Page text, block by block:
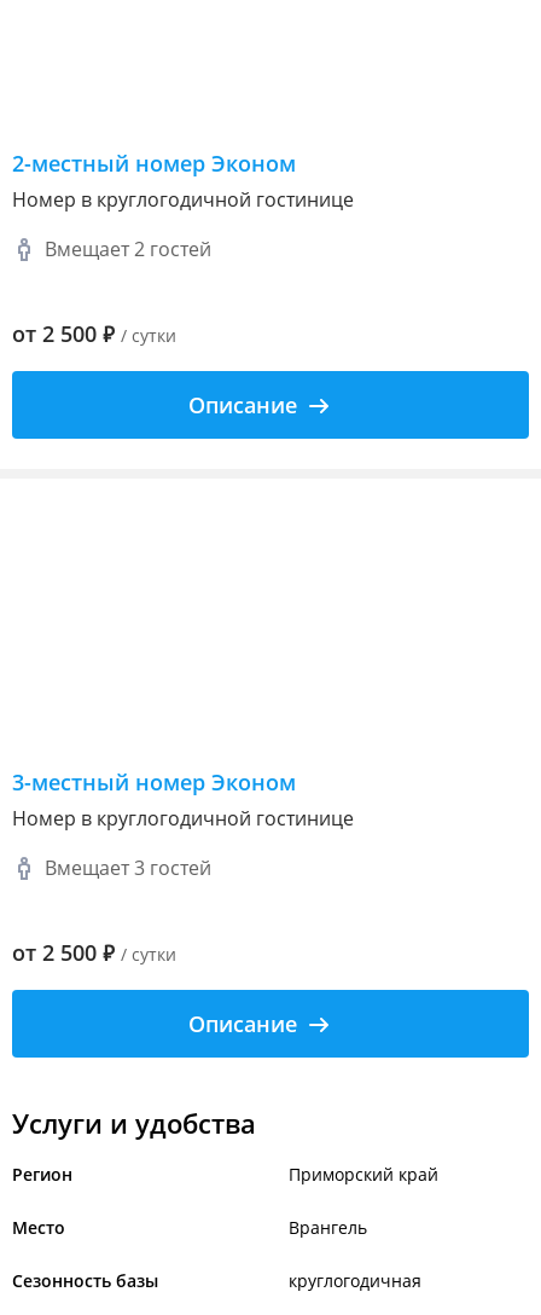
2-местный номер Эконом
Номер в круглогодичной гостинице
Вмещает 2 гостей
от 2 500 ₽ / сутки
Описание
3-местный номер Эконом
Номер в круглогодичной гостинице
Вмещает 3 гостей
от 2 500 ₽ / сутки
Описание
Услуги и удобства
Регион Приморский край
Место Врангель
Сезонность базы круглогодичная